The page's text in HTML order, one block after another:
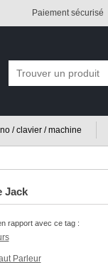
Paiement sécurisé
/ clavier / machine
Jack
rapport avec ce tag :
Parleur